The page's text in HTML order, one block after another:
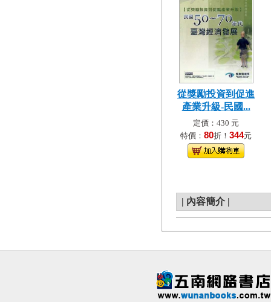
從獎勵投資到促進
產業升級-民國...
定價：430 元
特價： 80折！ 344元
| 內容簡介 |